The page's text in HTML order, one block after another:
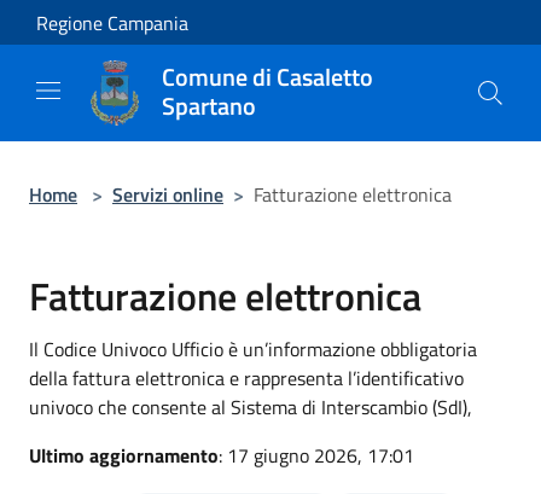
Salta al contenuto principale
Regione Campania
Comune di Casaletto
Spartano
Home > Servizi online > Fatturazione elettronica
Fatturazione elettronica
Il Codice Univoco Ufficio è un’informazione obbligatoria
della fattura elettronica e rappresenta l’identificativo
univoco che consente al Sistema di Interscambio (SdI),
Ultimo aggiornamento: 17 giugno 2026, 17:01